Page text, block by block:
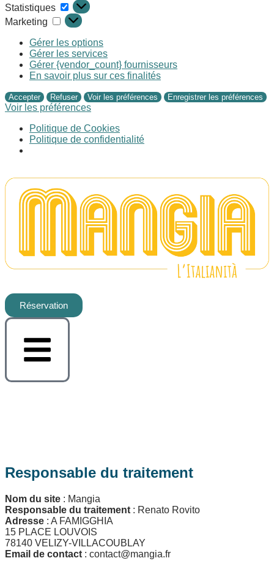
Statistiques
Marketing
Gérer les options
Gérer les services
Gérer {vendor_count} fournisseurs
En savoir plus sur ces finalités
Accepter Refuser Voir les préférences Enregistrer les préférences
Voir les préférences
Politique de Cookies
Politique de confidentialité
Réservation
Responsable du traitement
Nom du site : Mangia
Responsable du traitement : Renato Rovito
Adresse : A FAMIGGHIA
15 PLACE LOUVOIS
78140 VELIZY-VILLACOUBLAY
Email de contact : contact@mangia.fr